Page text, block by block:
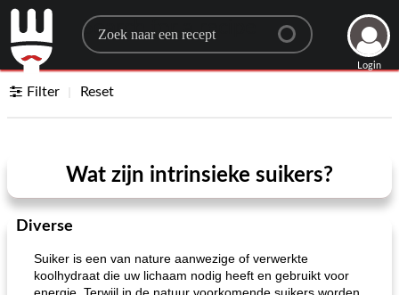
Search for a recipe
Login
Filter Reset
Wat zijn intrinsieke suikers?
Diverse
Suiker is een van nature aanwezige of verwerkte
koolhydraat die uw lichaam nodig heeft en gebruikt voor